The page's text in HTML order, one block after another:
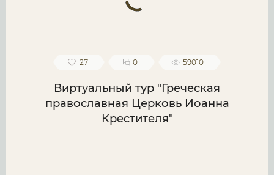
27 0 59010
Виртуальный тур "Греческая
православная Церковь Иоанна
Крестителя"